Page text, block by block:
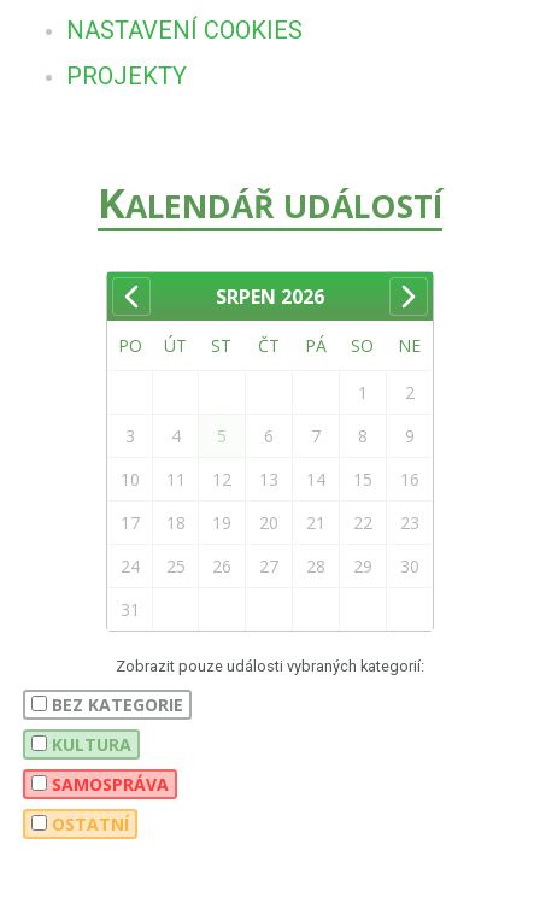
NASTAVENÍ COOKIES
PROJEKTY
KALENDÁŘ UDÁLOSTÍ
SRPEN 2026
PO ÚT ST ČT PÁ SO NE
1
2
3
4 5 6 7 8
9
10
11 12 13 14 15
16
17
18 19 20 21 22
23
24
25 26 27 28 29
30
31
Zobrazit pouze události vybraných kategorií:
BEZ KATEGORIE
KULTURA
SAMOSPRÁVA
OSTATNÍ